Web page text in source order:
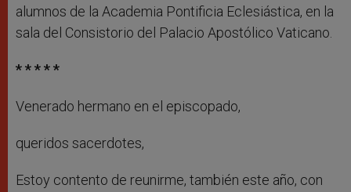
alumnos de la Academia Pontificia Eclesiástica, en la
sala del Consistorio del Palacio Apostólico Vaticano.
* * * * *
Venerado hermano en el episcopado,
queridos sacerdotes,
Estoy contento de reunirme, también este año, con